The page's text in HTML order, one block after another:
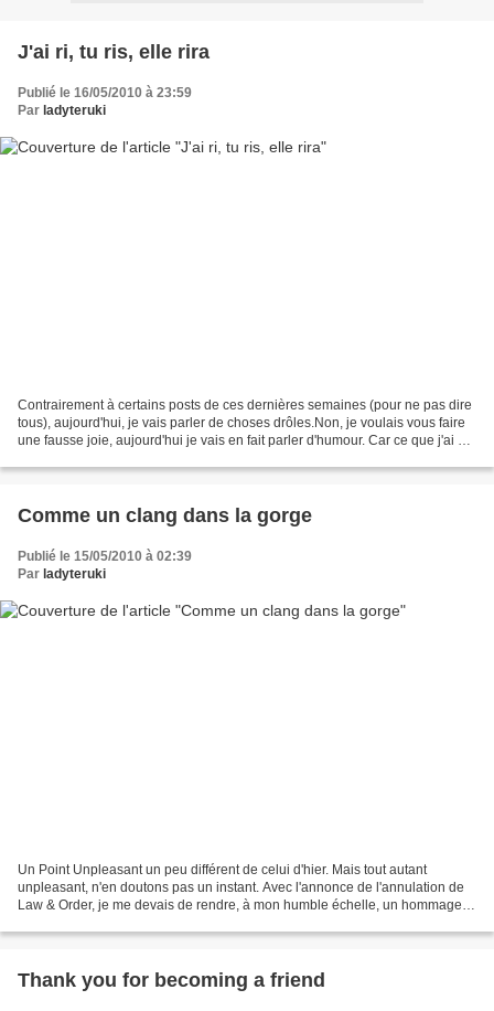
J'ai ri, tu ris, elle rira
Publié le 16/05/2010 à 23:59
Par ladyteruki
Contrairement à certains posts de ces dernières semaines (pour ne pas dire
tous), aujourd'hui, je vais parler de choses drôles.Non, je voulais vous faire
une fausse joie, aujourd'hui je vais en fait parler d'humour. Car ce que j'ai vu
Comme un clang dans la gorge
Publié le 15/05/2010 à 02:39
Par ladyteruki
Un Point Unpleasant un peu différent de celui d'hier. Mais tout autant
unpleasant, n'en doutons pas un instant. Avec l'annonce de l'annulation de
Law & Order, je me devais de rendre, à mon humble échelle, un hommage à
Thank you for becoming a friend